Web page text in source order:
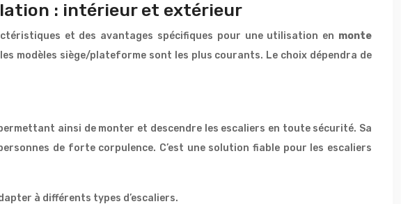
: intérieur et extérieur
et des avantages spécifiques pour une utilisation en monte
modèles siège/plateforme sont les plus courants. Le choix dépendra de
ainsi de monter et descendre les escaliers en toute sécurité. Sa
de forte corpulence. C’est une solution fiable pour les escaliers
à différents types d’escaliers.